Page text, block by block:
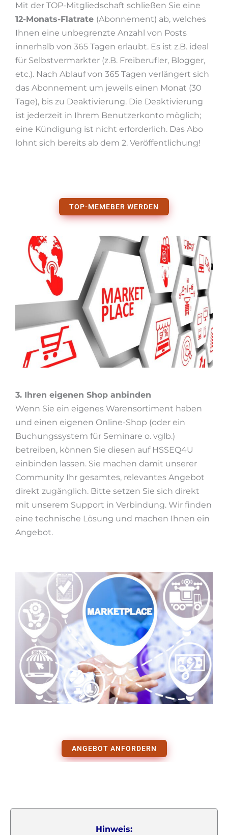
Mit der TOP-Mitgliedschaft schließen Sie eine
12-Monats-Flatrate (Abonnement) ab, welches
Ihnen eine unbegrenzte Anzahl von Posts
innerhalb von 365 Tagen erlaubt. Es ist z.B. ideal
für Selbstvermarkter (z.B. Freiberufler, Blogger,
etc.). Nach Ablauf von 365 Tagen verlängert sich
das Abonnement um jeweils einen Monat (30
Tage), bis zu Deaktivierung. Die Deaktivierung
ist jederzeit in Ihrem Benutzerkonto möglich;
eine Kündigung ist nicht erforderlich. Das Abo
lohnt sich bereits ab dem 2. Veröffentlichung!
TOP-MEMEBER WERDEN
3. Ihren eigenen Shop anbinden
Wenn Sie ein eigenes Warensortiment haben
und einen eigenen Online-Shop (oder ein
Buchungssystem für Seminare o. vglb.)
betreiben, können Sie diesen auf HSSEQ4U
einbinden lassen. Sie machen damit unserer
Community Ihr gesamtes, relevantes Angebot
direkt zugänglich. Bitte setzen Sie sich direkt
mit unserem Support in Verbindung. Wir finden
eine technische Lösung und machen Ihnen ein
Angebot.
ANGEBOT ANFORDERN
Hinweis: